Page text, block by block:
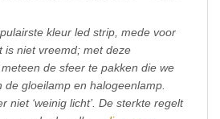
kleur led strip, mede voor
is niet vreemd; met deze
de sfeer te pakken die we
de gloeilamp en halogeenlamp.
niet ‘weinig licht’. De sterkte regelt